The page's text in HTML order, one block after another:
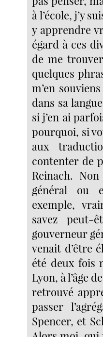
à l’école, j’y
y apprendre
égard à ces
de me
quelques
m’en
dans sa
si j’en ai
pourquoi, si
aux
contenter de
Reinach.
général ou
exemple,
savez
gouverneur
venait d’être
été deux fois
Lyon, à l’âge
retrouvé
passer
Spencer, et